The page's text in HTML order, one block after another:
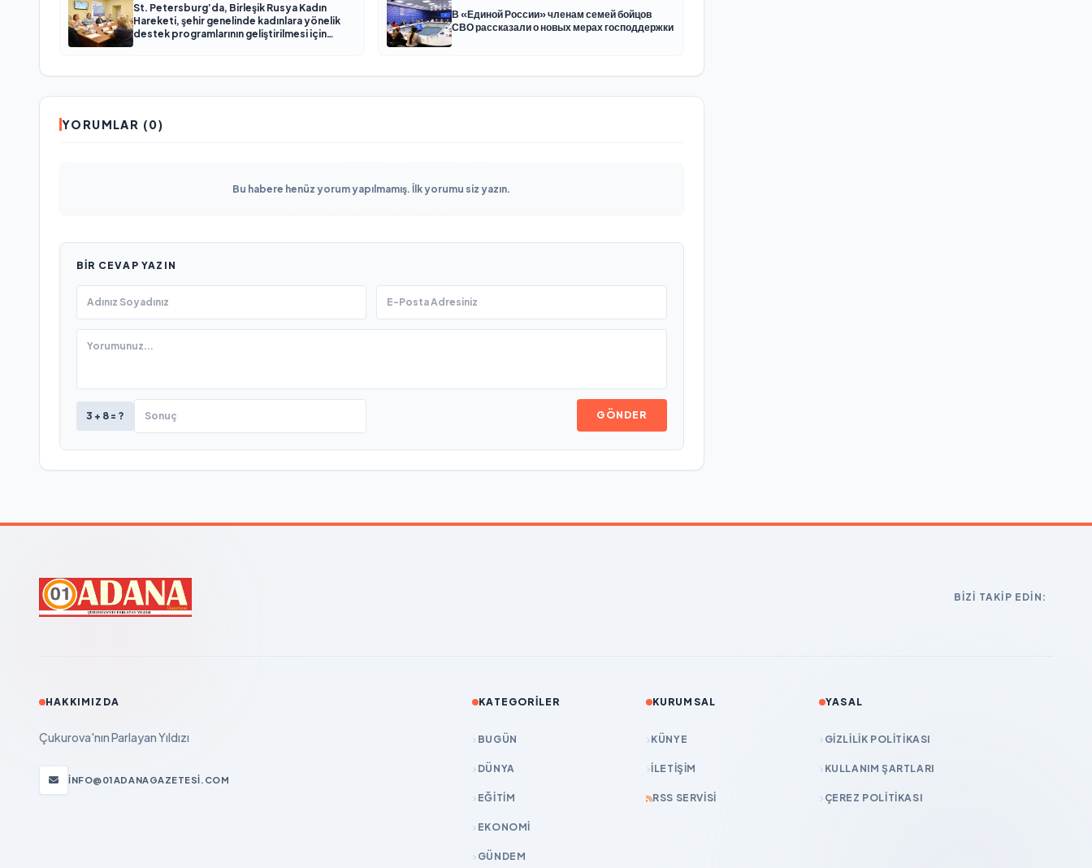
St. Petersburg’da, Birleşik Rusya Kadın
Hareketi, şehir genelinde kadınlara yönelik
destek programlarının geliştirilmesi için
В «Единой России» членам семей бойцов
СВО рассказали о новых мерах господдержки
YORUMLAR (0)
Bu habere henüz yorum yapılmamış. İlk yorumu siz yazın.
BIR CEVAP YAZIN
3 + 8 = ? GÖNDER
BIZI TAKIP EDIN:
HAKKIMIZDA
Çukurova'nın Parlayan Yıldızı
INFO@01ADANAGAZETESI.COM
KATEGORILER
BUGÜN
DÜNYA
EĞİTİM
EKONOMİ
GÜNDEM
KURUMSAL
KÜNYE
İLETIŞIM
RSS SERVISI
YASAL
GIZLILIK POLITIKASI
KULLANIM ŞARTLARI
ÇEREZ POLITIKASI